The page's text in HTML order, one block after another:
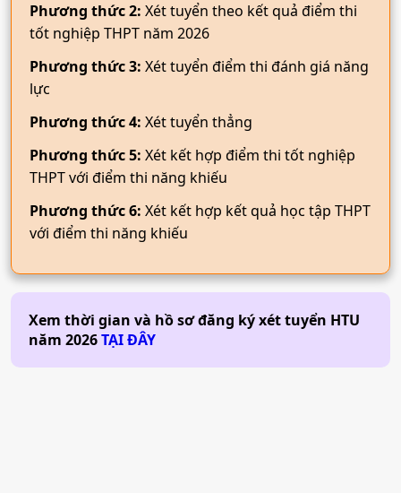
Phương thức 2: Xét tuyển theo kết quả điểm thi
tốt nghiệp THPT năm 2026
Phương thức 3: Xét tuyển điểm thi đánh giá năng
lực
Phương thức 4: Xét tuyển thẳng
Phương thức 5: Xét kết hợp điểm thi tốt nghiệp
THPT với điểm thi năng khiếu
Phương thức 6: Xét kết hợp kết quả học tập THPT
với điểm thi năng khiếu
Xem thời gian và hồ sơ đăng ký xét tuyển HTU
năm 2026TẠI ĐÂY